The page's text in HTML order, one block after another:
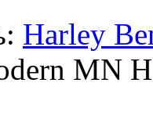
Harley
MN